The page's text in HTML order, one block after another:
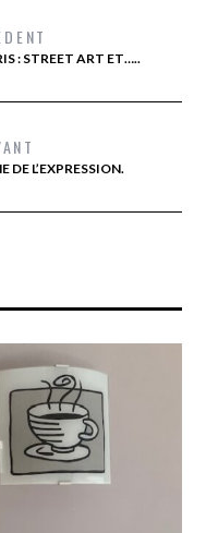
: STREET ART ET…..
DE L’EXPRESSION.